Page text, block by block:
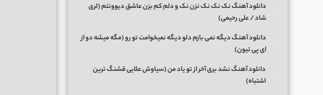
دانلود آهنگ نک نک نک نزن نک و دلم کم بزن عاشق دیوونتم (لری
شاد / علی رحیمی)
دانلود آهنگ دیگه نمی بازم دلو دیگه نمیخوامت تو رو (مگه میشه دو از
ای پی تیون)
دانلود آهنگ نشد بری آخر از تو یاد من (سیاوش علایی قشنگ ترین
اشتباه)